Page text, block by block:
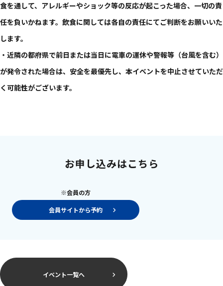
食を通して、アレルギーやショック等の反応が起こった場合、一切の責
任を負いかねます。飲食に関しては各自の責任にてご判断をお願いいた
します。
・近隣の都府県で前日または当日に電車の運休や警報等（台風を含む）
が発令された場合は、安全を最優先し、本イベントを中止させていただ
く可能性がございます。
お申し込みはこちら
※会員の方
会員サイトから予約
イベント一覧へ